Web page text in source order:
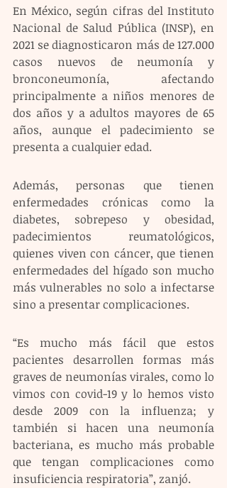
En México, según cifras del Instituto
Nacional de Salud Pública (INSP), en
2021 se diagnosticaron más de 127.000
casos nuevos de neumonía y
bronconeumonía, afectando
principalmente a niños menores de
dos años y a adultos mayores de 65
años, aunque el padecimiento se
presenta a cualquier edad.
Además, personas que tienen
enfermedades crónicas como la
diabetes, sobrepeso y obesidad,
padecimientos reumatológicos,
quienes viven con cáncer, que tienen
enfermedades del hígado son mucho
más vulnerables no solo a infectarse
sino a presentar complicaciones.
“Es mucho más fácil que estos
pacientes desarrollen formas más
graves de neumonías virales, como lo
vimos con covid-19 y lo hemos visto
desde 2009 con la influenza; y
también si hacen una neumonía
bacteriana, es mucho más probable
que tengan complicaciones como
insuficiencia respiratoria”, zanjó.